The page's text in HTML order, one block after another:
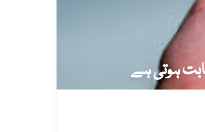
ہوتی ہے